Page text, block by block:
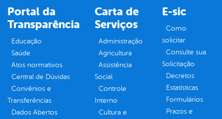
Portal da
Transparência
Educação
Saúde
Atos normativos
Central de Dúvidas
Convênios e
Transferências
Dados Abertos
Carta de
Serviços
Administração
Agricultura
Assistência
Social
Controle
Interno
Cultura e
E-sic
Como
solicitar
Consulte sua
Solicitação
Decretos
Estatísticas
Formulários
Prazos e